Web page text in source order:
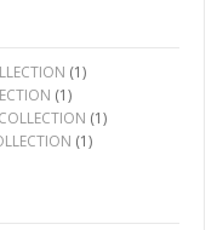
(1)
(1)
(1)
(1)